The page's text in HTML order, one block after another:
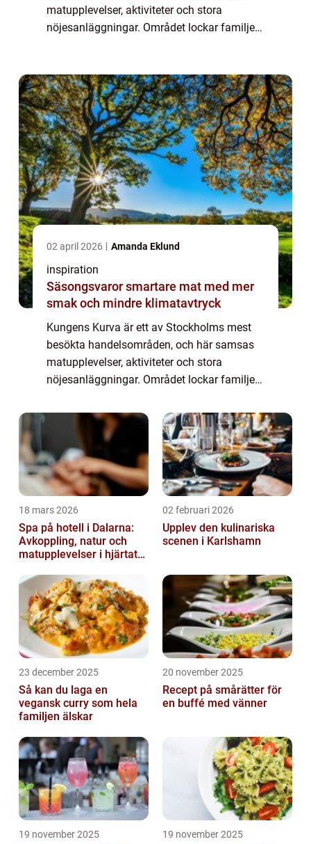
matupplevelser, aktiviteter och stora
nöjesanläggningar. Området lockar familjer,
02 april 2026 Amanda Eklund
inspiration
Säsongsvaror smartare mat med mer
smak och mindre klimatavtryck
Kungens Kurva är ett av Stockholms mest
besökta handelsområden, och här samsas
matupplevelser, aktiviteter och stora
nöjesanläggningar. Området lockar familjer,
18 mars 2026
Spa på hotell i Dalarna:
Avkoppling, natur och
matupplevelser i hjärtat
02 februari 2026
Upplev den kulinariska
scenen i Karlshamn
23 december 2025
Så kan du laga en
vegansk curry som hela
familjen älskar
20 november 2025
Recept på smårätter för
en buffé med vänner
19 november 2025 19 november 2025